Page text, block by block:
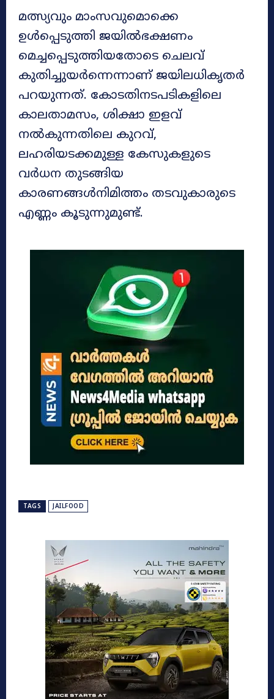
മത്സ്യവും മാംസവുമൊക്കെ
ഉൾപ്പെടുത്തി ജയിൽഭക്ഷണം
മെച്ചപ്പെടുത്തിയതോടെ ചെലവ്
കുതിച്ചുയർന്നെന്നാണ് ജയിലധികൃതർ
പറയുന്നത്. കോടതിനടപടികളിലെ
കാലതാമസം, ശിക്ഷാ ഇളവ്
നൽകുന്നതിലെ കുറവ്,
ലഹരിയടക്കമുള്ള കേസുകളുടെ
വർധന തുടങ്ങിയ
കാരണങ്ങൾനിമിത്തം തടവുകാരുടെ
എണ്ണം കൂടുന്നുമുണ്ട്.
TAGS JAILFOOD